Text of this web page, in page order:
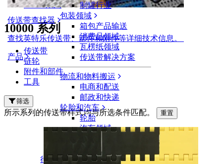
传送带查找器
查找英特乐传送带、部件和附件等详细技术信息。
产品
制罐行业
包装领域
箱包产品输送
消费品领域
瓦楞纸领域
传送带解决方案
物流和物料搬运
电商和配送
邮政和快递
轮胎和汽车
轮胎
汽车领域
新能源汽车动力电池
行业概览
10000 系列
10000 系列
传送带
链轮
附件和部件
工具
筛选
所示系列的传送带样式均与所选条件匹配。 重置